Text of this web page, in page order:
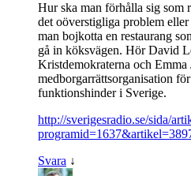
Hur ska man förhålla sig som
det oöverstigliga problem
man bojkotta en restaurang
gå in köksvägen. Hör David
Kristdemokraterna och
medborgarrättsorganisation
funktionshinder i Sverige.
http://sverigesradio.se/sida/
Svara ↓